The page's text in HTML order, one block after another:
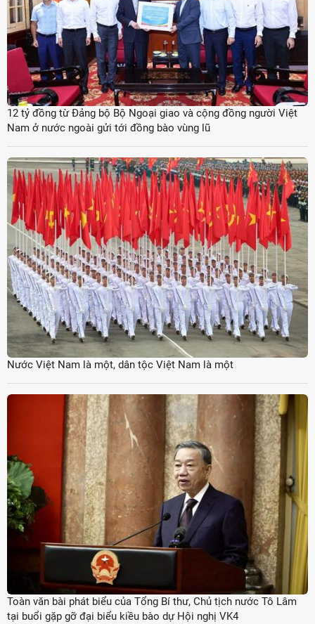
12 tỷ đồng từ Đảng bộ Bộ Ngoại giao và cộng đồng người Việt
Nam ở nước ngoài gửi tới đồng bào vùng lũ
Nước Việt Nam là một, dân tộc Việt Nam là một
Toàn văn bài phát biểu của Tổng Bí thư, Chủ tịch nước Tô Lâm
tại buổi gặp gỡ đại biểu kiều bào dự Hội nghị VK4